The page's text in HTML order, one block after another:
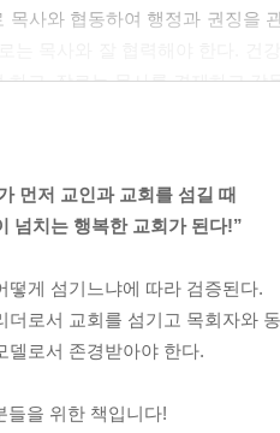
도문 / 사순절 대표기도문 / 종려주
도문 / 추석명절주간 대표기도
/ 교회학교 대표기도문 / 졸업예
및 상황별 대표기도문
문 / 총동원주일 대표기도문 /
표기도문 / 부흥회 대표기도문 /
표기도문 / 성전기공예배 대표기
문 / 당회 대표기도문 / 입관예배
목사와 협동하여 행정과 권징을
하고, 장로는 목사를 견제하고
하느냐, 저렇게 하느냐가 아니다
지 바뀔 수 있다. 장로는 우물 안
방법이나 취향의 문제로 의견
을 이루는 일에 실패했기 때문이
안다. 그러나 어린아이 같은 신
먼저 교인과 교회를 섬길 때
넘치는 행복한 교회가 된다!”
떻게 섬기느냐에 따라 검증된다.
더로서 교회를 섬기고 목회자와
델로서 존경받아야 한다.
들을 위한 책입니다!